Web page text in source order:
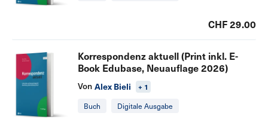
CHF 29.00
Korrespondenz aktuell (Print inkl. E-
Book Edubase, Neuauflage 2026)
Von Alex Bieli + 1
Buch Digitale Ausgabe